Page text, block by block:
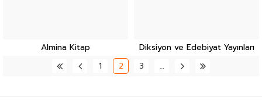
Almina Kitap Diksiyon ve Edebiyat Yayınları
1 2 3 …